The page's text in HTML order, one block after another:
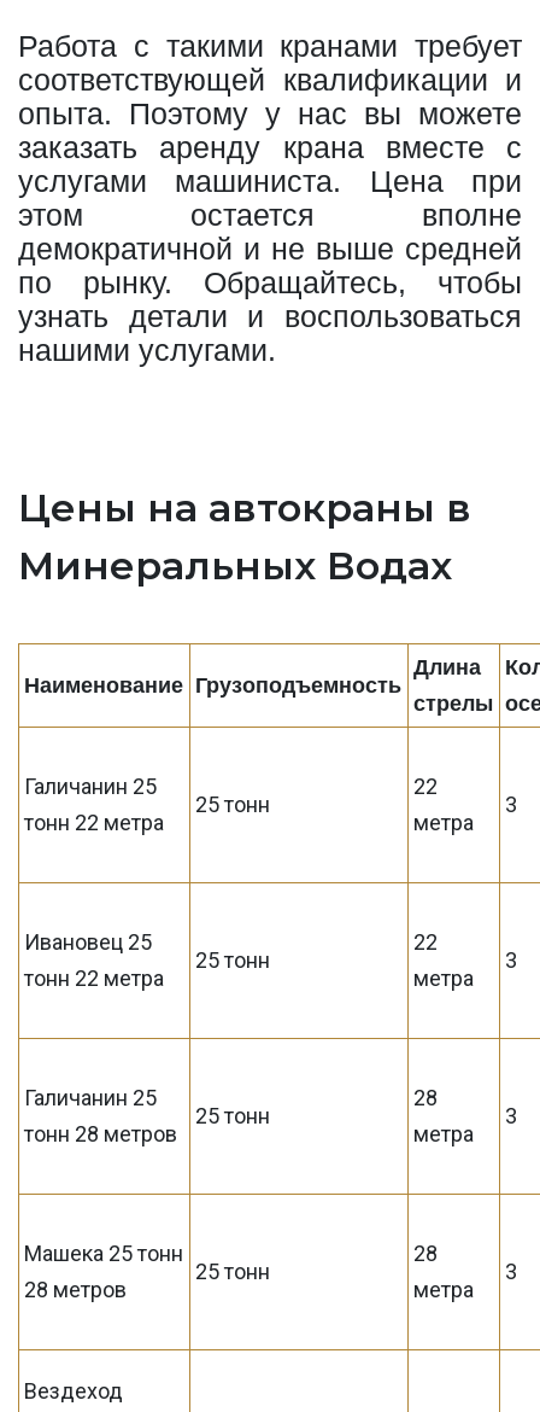
Работа с такими кранами требует
соответствующей квалификации и
опыта. Поэтому у нас вы можете
заказать аренду крана вместе с
услугами машиниста. Цена при
этом остается вполне
демократичной и не выше средней
по рынку. Обращайтесь, чтобы
узнать детали и воспользоваться
нашими услугами.
Цены на автокраны в
Минеральных Водах
Наименование Грузоподъемность
Длина
стрелы
Галичанин 25
тонн 22 метра
25 тонн
22
метра
3
Ивановец 25
тонн 22 метра
25 тонн
22
метра
3
Галичанин 25
тонн 28 метров
25 тонн
28
метра
3
Машека 25 тонн
28 метров
25 тонн
28
метра
3
Вездеход